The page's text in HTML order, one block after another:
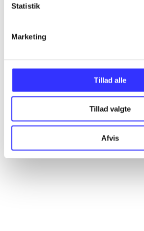
Statistik
Marketing
Tillad alle
Tillad valgte
Afvis
Alle registrerede artikler fordelt på
...
...